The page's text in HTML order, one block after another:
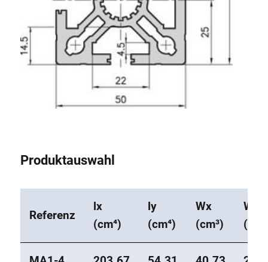
Produktauswahl
Referenz
lx
(cm⁴)
ly
(cm⁴)
Wx
(cm³)
Wy